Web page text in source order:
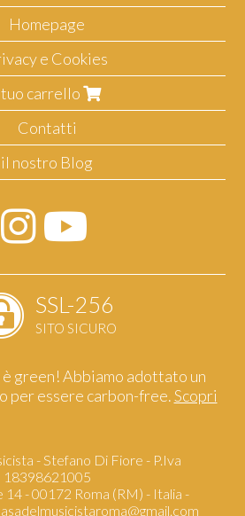
Homepage
e Cookies
carrello
Contatti
il nostro Blog
SSL-256
SITO SICURO
green! Abbiamo adottato un
per essere carbon-free.Scopri
- Stefano Di Fiore - P.Iva
18398621005
14 - 00172 Roma (RM) - Italia -